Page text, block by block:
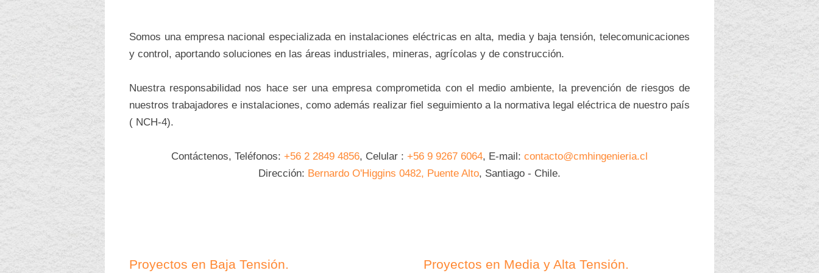
Somos una empresa nacional especializada en instalaciones eléctricas en alta, media y baja tensión, telecomunicaciones
y control, aportando soluciones en las áreas industriales, mineras, agrícolas y de construcción.
Nuestra responsabilidad nos hace ser una empresa comprometida con el medio ambiente, la prevención de riesgos de
nuestros trabajadores e instalaciones, como además realizar fiel seguimiento a la normativa legal eléctrica de nuestro país
( NCH-4).
Contáctenos, Teléfonos: +56 2 2849 4856, Celular : +56 9 9267 6064, E-mail: contacto@cmhingenieria.cl
Dirección: Bernardo O'Higgins 0482, Puente Alto, Santiago - Chile.
Proyectos en Baja Tensión. Proyectos en Media y Alta Tensión.